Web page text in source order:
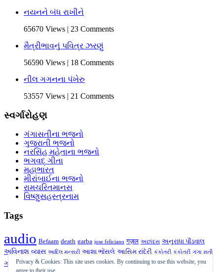
નયનને બંધ રાખીને
65670 Views | 23 Comments
મૈત્રીભાવનું પવિત્ર ઝરણું
56590 Views | 18 Comments
નીલ ગગનના પંખેરુ
53557 Views | 21 Comments
સ્વર્ગારોહણ
ગંગાસતીના ભજનો
ગુજરાતી ભજનો
નરસિંહ મહેતાના ભજનો
ભગવદ્ ગીતા
મહાભારત
મીરાંબાઈના ભજનો
રામચરિતમાનસ
વિષ્ણુસહસ્ત્રનામ
Tags
audio Befaam death garba jose feliciano गज़ल અછાંદસ અનુરાધા પૌંડવાલ
અવિનાશ વ્યાસ આદિલ મન્સૂરી આશા ભોંસલે આસિમ રાંદેરી કંકોતરી કંકોત્રી ગંગા સતી
ગઝલ ગઝલ ગની દહીંવાલા ગીત ગુજરાતી ગુજરાતી ગઝલ ગુજરાતી
Privacy & Cookies: This site uses cookies. By continuing to use this website, you
agree to their use.